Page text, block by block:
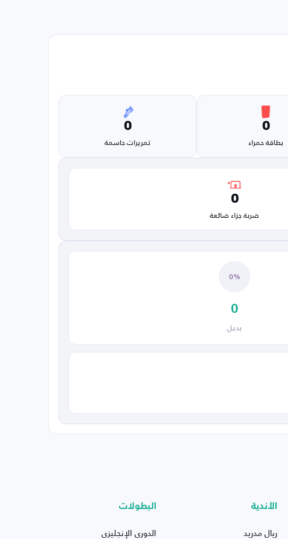
0
بطاقة حمراء
0
تمريرات حاسمة
0
ضربة جزاء ضائعة
0%
0
بديل
الأندية
ريال مدريد
البطولات
الدوري الإنجليزي